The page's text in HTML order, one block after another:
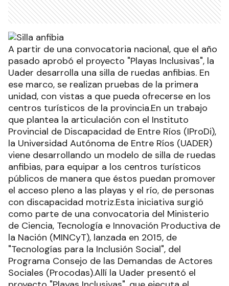
A partir de una convocatoria nacional, que el año
pasado aprobó el proyecto "Playas Inclusivas", la
Uader desarrolla una silla de ruedas anfibias. En
ese marco, se realizan pruebas de la primera
unidad, con vistas a que pueda ofrecerse en los
centros turísticos de la provincia.En un trabajo
que plantea la articulación con el Instituto
Provincial de Discapacidad de Entre Ríos (IProDi),
la Universidad Autónoma de Entre Ríos (UADER)
viene desarrollando un modelo de silla de ruedas
anfibias, para equipar a los centros turísticos
públicos de manera que éstos puedan promover
el acceso pleno a las playas y el río, de personas
con discapacidad motriz.Esta iniciativa surgió
como parte de una convocatoria del Ministerio
de Ciencia, Tecnología e Innovación Productiva de
la Nación (MINCyT), lanzada en 2015, de
"Tecnologías para la Inclusión Social", del
Programa Consejo de las Demandas de Actores
Sociales (Procodas).Allí la Uader presentó el